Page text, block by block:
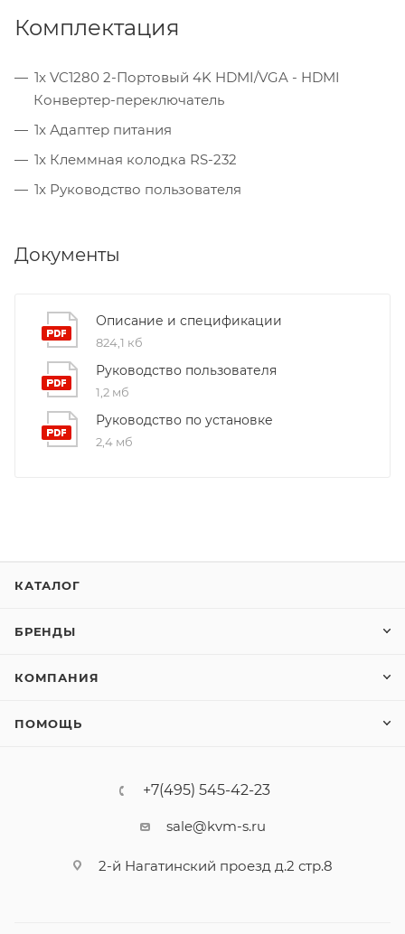
Комплектация
1x VC1280 2-Портовый 4K HDMI/VGA - HDMI
Конвертер-переключатель
1x Адаптер питания
1x Клеммная колодка RS-232
1x Руководство пользователя
Документы
Описание и спецификации
824,1 кб
Руководство пользователя
1,2 мб
Руководство по установке
2,4 мб
КАТАЛОГ
БРЕНДЫ
КОМПАНИЯ
ПОМОЩЬ
+7(495) 545-42-23
sale@kvm-s.ru
2-й Нагатинский проезд д.2 стр.8